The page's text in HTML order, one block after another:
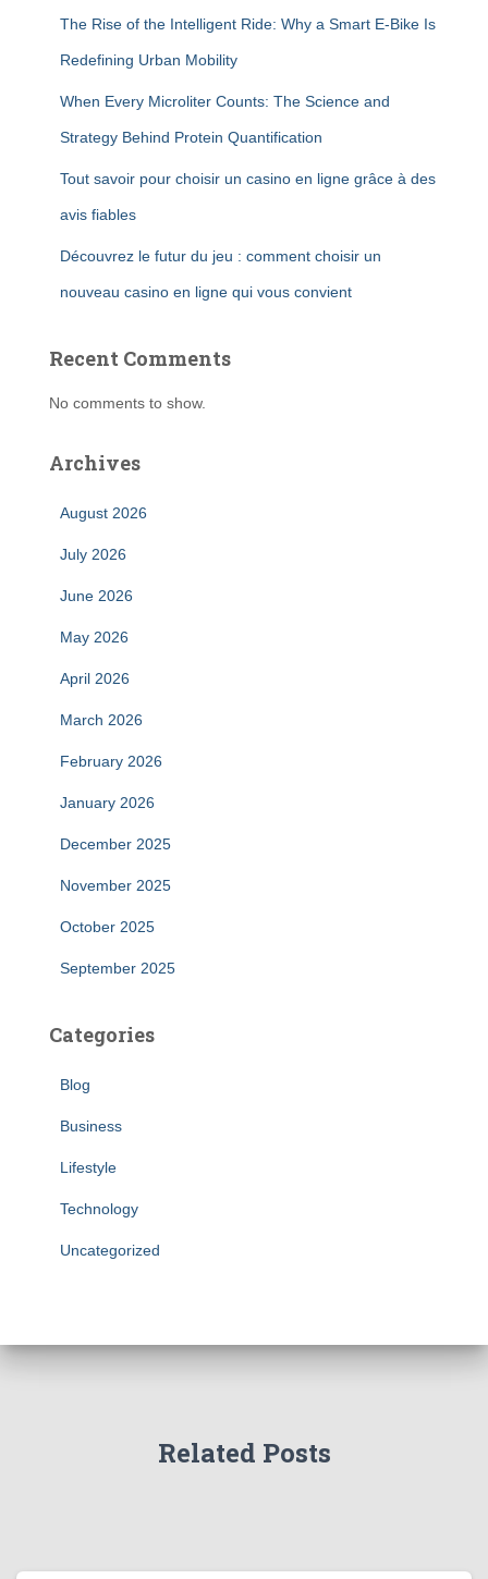
The Rise of the Intelligent Ride: Why a Smart E-Bike Is
Redefining Urban Mobility
When Every Microliter Counts: The Science and
Strategy Behind Protein Quantification
Tout savoir pour choisir un casino en ligne grâce à des
avis fiables
Découvrez le futur du jeu : comment choisir un
nouveau casino en ligne qui vous convient
Recent Comments
No comments to show.
Archives
August 2026
July 2026
June 2026
May 2026
April 2026
March 2026
February 2026
January 2026
December 2025
November 2025
October 2025
September 2025
Categories
Blog
Business
Lifestyle
Technology
Uncategorized
Related Posts